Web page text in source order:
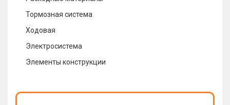
Тормозная система
Ходовая
Электросистема
Элементы конструкции